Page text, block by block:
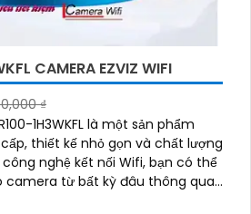
CAMERA EZVIZ WIFI
₫
1H3WKFL là một sản phẩm
thiết kế nhỏ gọn và chất lượng
camera từ bất kỳ đâu thông qua